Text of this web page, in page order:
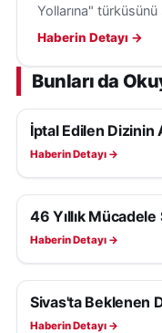
Yollarına"
topladı ve Sivas'ın
Haberin Detayı →
Bunları da
KÜLTÜR, SANAT VE TARIH
İptal Edilen Dizinin
Haberin Detayı →
KÜLTÜR, SANAT VE TARIH
46 Yıllık
Haberin Detayı →
KÜLTÜR, SANAT VE TARIH
Sivas'ta Beklenen
Haberin Detayı →